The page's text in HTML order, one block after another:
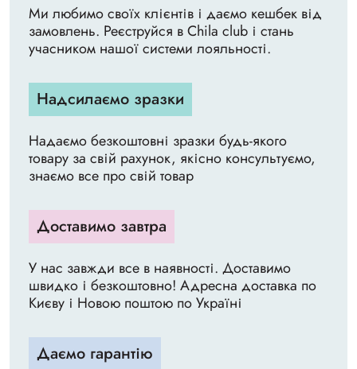
Ми любимо своїх клієнтів і даємо кешбек від
замовлень. Реєструйся в Chila club і стань
учасником нашої системи лояльності.
Надсилаємо зразки
Надаємо безкоштовні зразки будь-якого
товару за свій рахунок, якісно консультуємо,
знаємо все про свій товар
Доставимо завтра
У нас завжди все в наявності. Доставимо
швидко і безкоштовно! Адресна доставка по
Києву і Новою поштою по Україні
Даємо гарантію